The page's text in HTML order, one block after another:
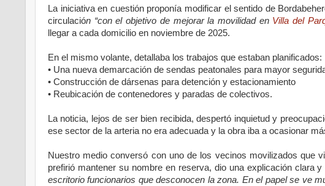
La iniciativa en cuestión proponía modificar el sentido de
circulación “con el objetivo de mejorar la movilidad en Villa del
llegar a cada domicilio en noviembre de 2025.
En el mismo volante, detallaba los trabajos que estaban planificados:
• Una nueva demarcación de sendas peatonales para mayor
• Construcción de dársenas para detención y estacionamiento
• Reubicación de contenedores y paradas de colectivos.
La noticia, lejos de ser bien recibida, despertó inquietud y
ese sector de la arteria no era adecuada y la obra iba a ocasionar
Nuestro medio conversó con uno de los vecinos movilizados que
prefirió mantener su nombre en reserva, dio una explicación clara y
escritorio funcionarios que desconocen la zona. En el papel se ve